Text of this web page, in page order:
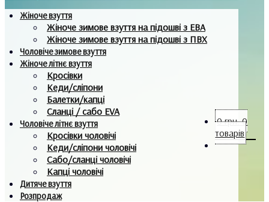
Жіноче взуття
Жіноче зимове взуття на підошві з ЕВА
Жіноче зимове взуття на підошві з ПВХ
Чоловіче зимове взуття
Жіноче літнє взуття
Кросівки
Кеди/сліпони
Балетки/капці
Сланці / сабо EVA
Чоловіче літнє взуття
Кросівки чоловічі
Кеди/сліпони чоловічі
Сабо/сланці чоловічі
Капці чоловічі
Дитяче взуття
Розпродаж
0грн. 0
товарів